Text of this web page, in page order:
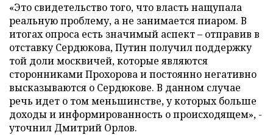
«Это свидетельство того, что власть нащупала
реальную проблему, а не занимается пиаром. В
итогах опроса есть значимый аспект – отправив в
отставку Сердюкова, Путин получил поддержку
той доли москвичей, которые являются
сторонниками Прохорова и постоянно негативно
высказываются о Сердюкове. В данном случае
речь идет о том меньшинстве, у которых больше
доходы и информированность о происходящем», -
уточнил Дмитрий Орлов.